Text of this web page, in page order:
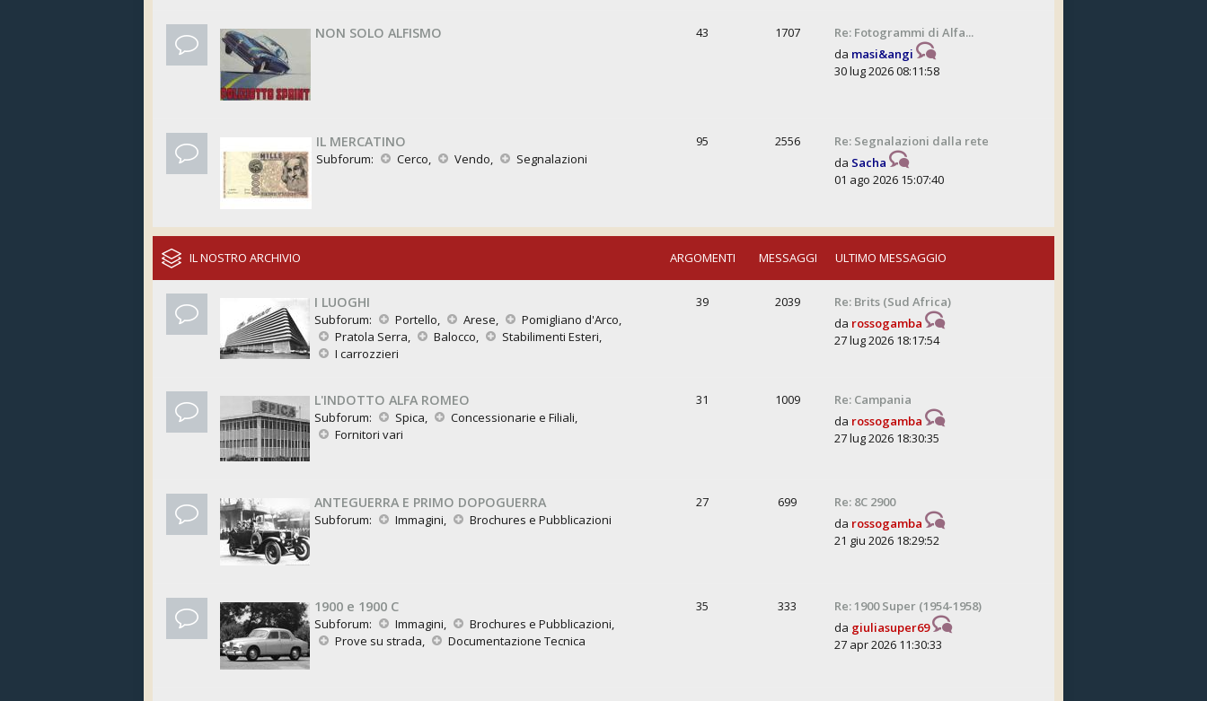
NON SOLO ALFISMO 43 1707
Re: Fotogrammi di Alfa...
da masi&angi
30 lug 2026 08:11:58
IL MERCATINO
Subforum: Cerco, Vendo, Segnalazioni
95 2556
Re: Segnalazioni dalla rete
da Sacha
01 ago 2026 15:07:40
IL NOSTRO ARCHIVIO ARGOMENTI MESSAGGI ULTIMO MESSAGGIO
I LUOGHI
Subforum: Portello, Arese, Pomigliano d'Arco,
Pratola Serra, Balocco, Stabilimenti Esteri,
I carrozzieri
39 2039
Re: Brits (Sud Africa)
da rossogamba
27 lug 2026 18:17:54
L'INDOTTO ALFA ROMEO
Subforum: Spica, Concessionarie e Filiali,
Fornitori vari
31 1009
Re: Campania
da rossogamba
27 lug 2026 18:30:35
ANTEGUERRA E PRIMO DOPOGUERRA
Subforum: Immagini, Brochures e Pubblicazioni
27 699
Re: 8C 2900
da rossogamba
21 giu 2026 18:29:52
1900 e 1900 C
Subforum: Immagini, Brochures e Pubblicazioni,
Prove su strada, Documentazione Tecnica
35 333
Re: 1900 Super (1954-1958)
da giuliasuper69
27 apr 2026 11:30:33